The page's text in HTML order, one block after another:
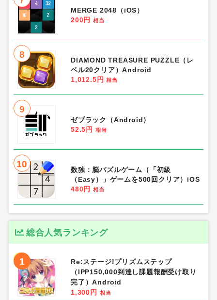
MERGE 2048（iOS）
200円
相当
8
DIAMOND TREASURE PUZZLE（レ
ベル20クリア）Android
1,012.5円
相当
9
ゼブラック（Android）
52.5円
相当
10
数独：脳パズルゲーム（「初級
（Easy）」ゲームを500回クリア）iOS
480円
相当
総合人気ランキング
1
Re:ステージ!プリズムステップ
（IPP150,000到達し課題報酬受け取り
完了）Android
1,300円
相当